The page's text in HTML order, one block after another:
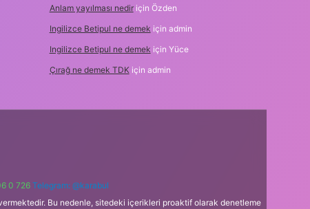
Anlam yayılması nediriçin Özden
Ingilizce Betipul ne demek için admin
Ingilizce Betipul ne demek için Yüce
Çırağ ne demek TDKiçin admin
0 726 Telegram: @karabul
Bu nedenle, sitedeki içerikleri proaktif olarak denetleme